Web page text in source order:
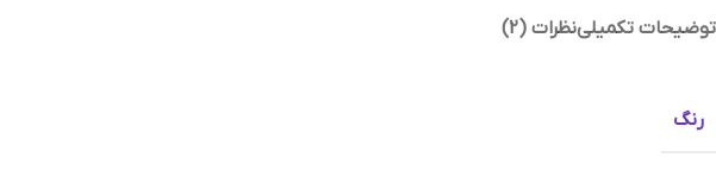
توضیحات تکمیلینظرات (2)
رنگ